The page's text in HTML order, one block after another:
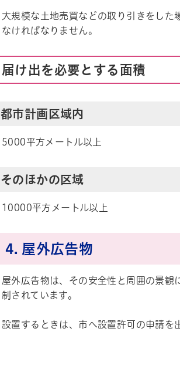
大規模な土地売買などの取り引きをし
なければなりません。
届け出を必要とする面積
都市計画区域内
5000平方メートル以上
そのほかの区域
10000平方メートル以上
4. 屋外広告物
屋外広告物は、その安全性と周囲の景
制されています。
設置するときは、市へ設置許可の申請